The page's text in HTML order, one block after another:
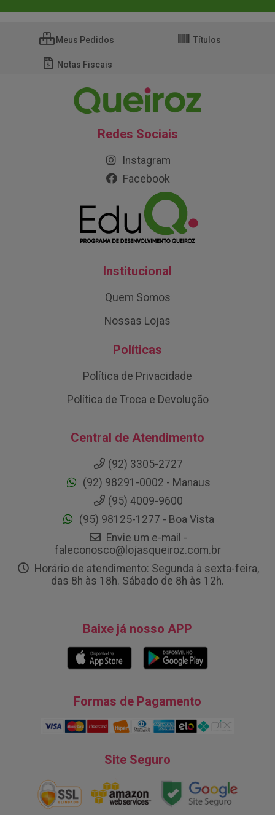
Meus Pedidos Títulos
Notas Fiscais
Redes Sociais
Instagram
Facebook
Institucional
Quem Somos
Nossas Lojas
Políticas
Política de Privacidade
Política de Troca e Devolução
Central de Atendimento
(92) 3305-2727
(92) 98291-0002 - Manaus
(95) 4009-9600
(95) 98125-1277 - Boa Vista
Envie um e-mail -
faleconosco@lojasqueiroz.com.br
Horário de atendimento: Segunda à sexta-feira,
das 8h às 18h. Sábado de 8h às 12h.
Baixe já nosso APP
Formas de Pagamento
Site Seguro